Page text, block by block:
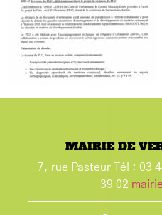
MAIRIE DE
7, rue Pasteur Tél : 03
39 02